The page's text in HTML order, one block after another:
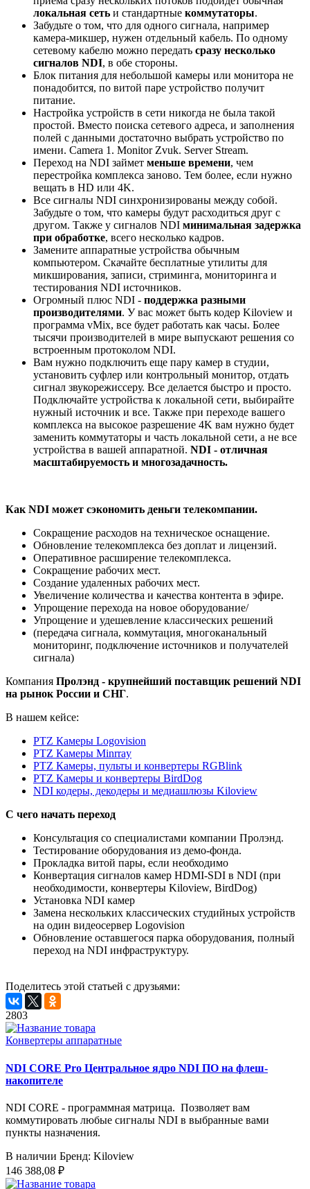
локальная сеть и стандартные коммутаторы.
Забудьте о том, что для одного сигнала, например
камера-микшер, нужен отдельный кабель. По одному
сетевому кабелю можно передать сразу несколько
сигналов NDI, в обе стороны.
Блок питания для небольшой камеры или монитора не
понадобится, по витой паре устройство получит
питание.
Настройка устройств в сети никогда не была такой
простой. Вместо поиска сетевого адреса, и заполнения
полей с данными достаточно выбрать устройство по
имени. Camera 1. Monitor Zvuk. Server Stream.
Переход на NDI займет меньше времени, чем
перестройка комплекса заново. Тем более, если нужно
вещать в HD или 4K.
Все сигналы NDI синхронизированы между собой.
Забудьте о том, что камеры будут расходиться друг с
другом. Также у сигналов NDI минимальная задержка
при обработке, всего несколько кадров.
Замените аппаратные устройства обычным
компьютером. Скачайте бесплатные утилиты для
микширования, записи, стриминга, мониторинга и
тестирования NDI источников.
Огромный плюс NDI - поддержка разными
производителями. У вас может быть кодер Kiloview и
программа vMix, все будет работать как часы. Более
тысячи производителей в мире выпускают решения со
встроенным протоколом NDI.
Вам нужно подключить еще пару камер в студии,
установить суфлер или контрольный монитор, отдать
сигнал звукорежиссеру. Все делается быстро и просто.
Подключайте устройства к локальной сети, выбирайте
нужный источник и все. Также при переходе вашего
комплекса на высокое разрешение 4K вам нужно будет
заменить коммутаторы и часть локальной сети, а не все
устройства в вашей аппаратной. NDI - отличная
масштабируемость и многозадачность.
Как NDI может сэкономить деньги телекомпании.
Сокращение расходов на техническое оснащение.
Обновление телекомплекса без доплат и лицензий.
Оперативное расширение телекомплекса.
Сокращение рабочих мест.
Создание удаленных рабочих мест.
Увеличение количества и качества контента в эфире.
Упрощение перехода на новое оборудование/
Упрощение и удешевление классических решений
(передача сигнала, коммутация, многоканальный
мониторинг, подключение источников и получателей
сигнала)
Компания Пролэнд - крупнейший поставщик решений NDI
на рынок России и СНГ.
В нашем кейсе:
PTZ Камеры Logovision
PTZ Камеры Minrray
PTZ Камеры, пульты и конвертеры RGBlink
PTZ Камеры и конвертеры BirdDog
NDI кодеры, декодеры и медиашлюзы Kiloview
С чего начать переход
Консультация со специалистами компании Пролэнд.
Тестирование оборудования из демо-фонда.
Прокладка витой пары, если необходимо
Конвертация сигналов камер HDMI-SDI в NDI (при
необходимости, конвертеры Kiloview, BirdDog)
Установка NDI камер
Замена нескольких классических студийных устройств
на один видеосервер Logovision
Обновление оставшегося парка оборудования, полный
переход на NDI инфраструктуру.
Поделитесь этой статьей с друзьями:
2803
Конвертеры аппаратные
NDI CORE Pro Центральное ядро NDI ПО на флеш-
накопителе
NDI CORE - программная матрица. Позволяет вам
коммутировать любые сигналы NDI в выбранные вами
пункты назначения.
В наличии Бренд: Kiloview
146 388,08 ₽